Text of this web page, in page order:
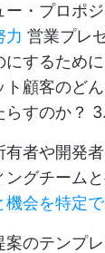
ー・プロポ
力 営業プレ
にするために
ト顧客のど
らすのか？
有者や開発
ングチーム
機会を特定で
案のテンプ